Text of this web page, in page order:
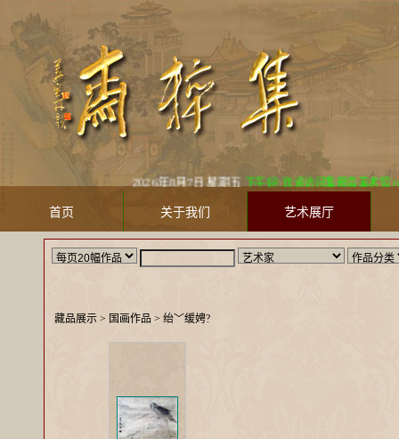
2026年8月7日 星期五 下午好! 欢迎访问集粹斋美术馆
首页 关于我们 艺术展厅
藏品展示 > 国画作品 > 绐﹀缓娉?